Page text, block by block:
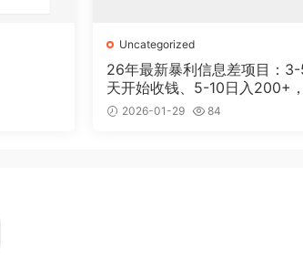
Uncategorized
26年最新暴利信息差项目：
天开始收钱、5-10日入200+
天后稳定300+，0门槛
2026-01-29 84